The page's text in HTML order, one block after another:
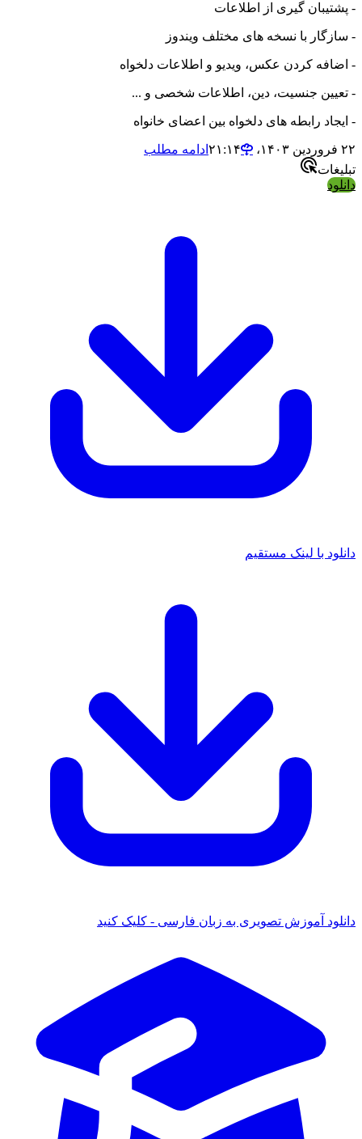
- پشتیبان گیری از اطلاعات
- سازگار با نسخه های مختلف ویندوز
- اضافه کردن عکس، ویدیو و اطلاعات دلخواه
- تعیین جنسیت، دین، اطلاعات شخصی و ...
- ایجاد رابطه های دلخواه بین اعضای خانواه
۲۲ فروردین ۱۴۰۳،‏ ۲۱:۱۴
ادامه مطلب
تبلیغات
دانلود
دانلود با لینک مستقیم
دانلود آموزش تصویری به زبان فارسی - کلیک کنید